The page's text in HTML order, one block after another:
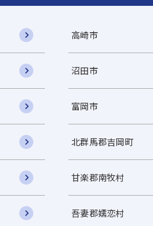
高崎市
沼田市
富岡市
北群馬郡吉岡町
甘楽郡南牧村
吾妻郡嬬恋村